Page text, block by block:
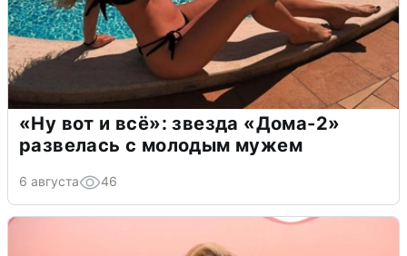
«Ну вот и всё»: звезда «Дома-2»
развелась с молодым мужем
6 августа 46